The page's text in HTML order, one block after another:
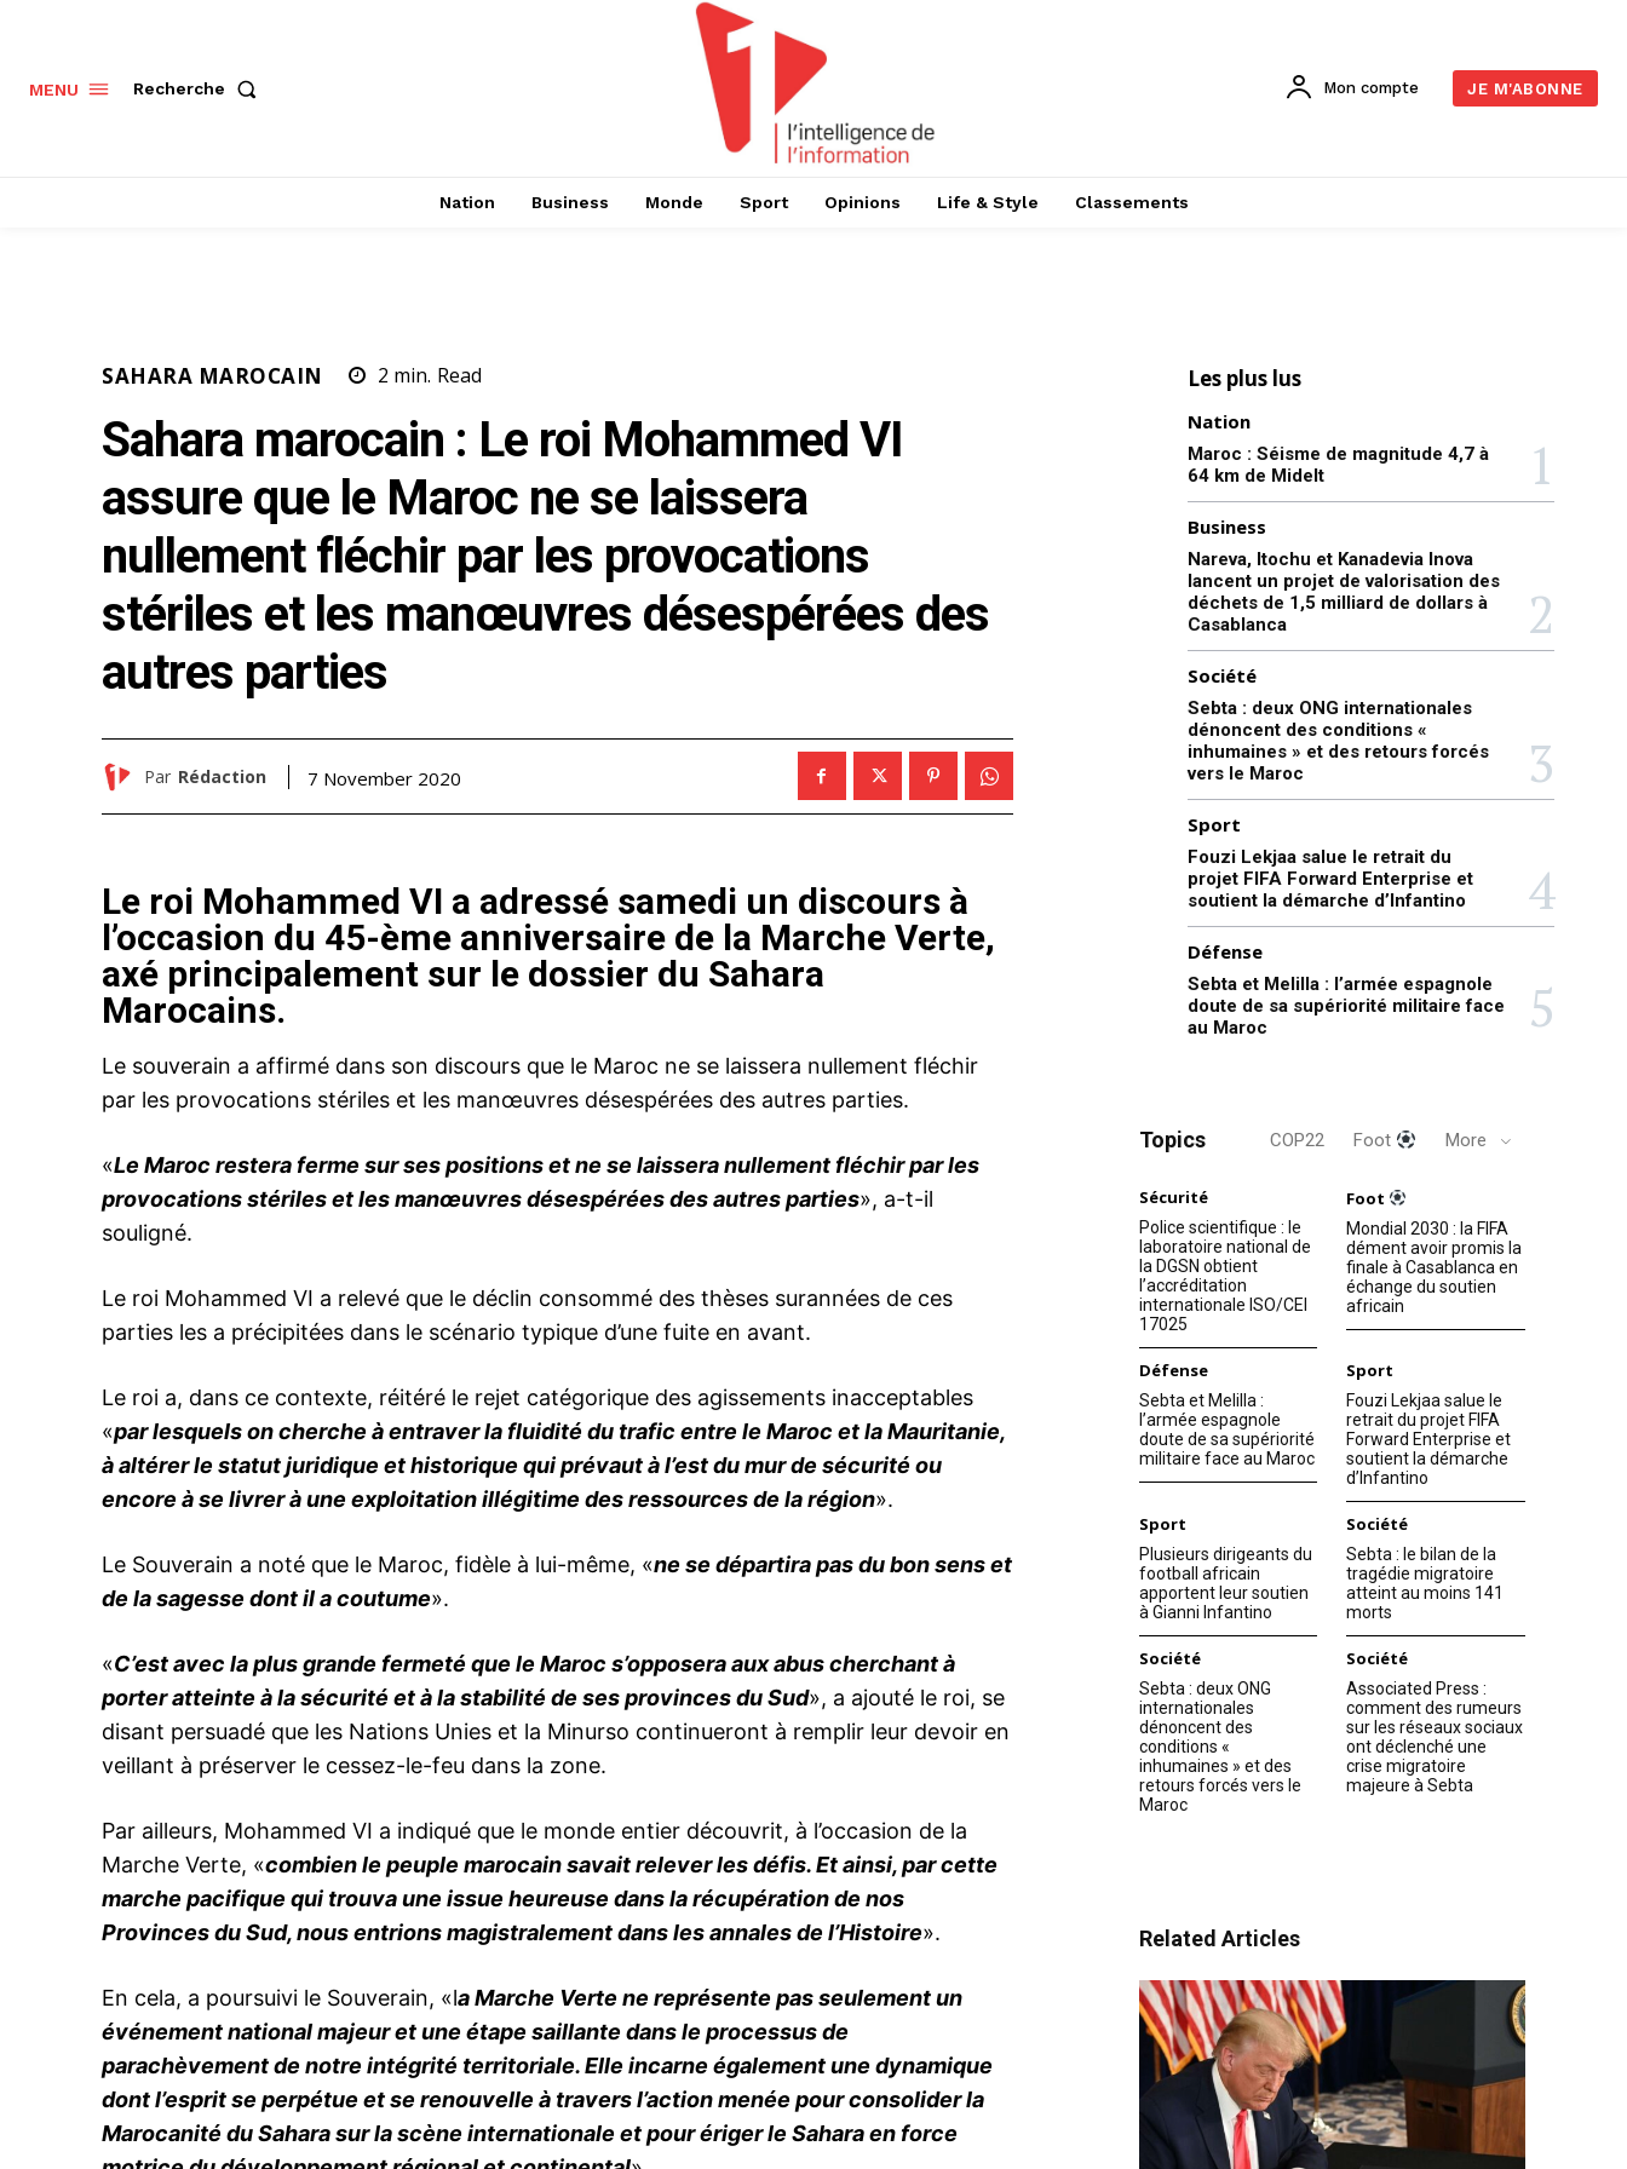
MENU Recherche Mon compte JE M'ABONNE
Nation Business Monde Sport Opinions Life & Style Classements
SAHARA MAROCAIN 2 min. Read
Sahara marocain : Le roi Mohammed VI
assure que le Maroc ne se laissera
nullement fléchir par les provocations
stériles et les manœuvres désespérées des
autres parties
Par Rédaction 7 November 2020
Le roi Mohammed VI a adressé samedi un discours à
l’occasion du 45-ème anniversaire de la Marche Verte,
axé principalement sur le dossier du Sahara
Marocains.
Le souverain a affirmé dans son discours que le Maroc ne se laissera nullement fléchir
par les provocations stériles et les manœuvres désespérées des autres parties.
«Le Maroc restera ferme sur ses positions et ne se laissera nullement fléchir par les
provocations stériles et les manœuvres désespérées des autres parties», a-t-il
souligné.
Le roi Mohammed VI a relevé que le déclin consommé des thèses surannées de ces
parties les a précipitées dans le scénario typique d’une fuite en avant.
Le roi a, dans ce contexte, réitéré le rejet catégorique des agissements inacceptables
«par lesquels on cherche à entraver la fluidité du trafic entre le Maroc et la Mauritanie,
à altérer le statut juridique et historique qui prévaut à l’est du mur de sécurité ou
encore à se livrer à une exploitation illégitime des ressources de la région».
Le Souverain a noté que le Maroc, fidèle à lui-même, «ne se départira pas du bon sens et
de la sagesse dont il a coutume».
«C’est avec la plus grande fermeté que le Maroc s’opposera aux abus cherchant à
porter atteinte à la sécurité et à la stabilité de ses provinces du Sud», a ajouté le roi, se
disant persuadé que les Nations Unies et la Minurso continueront à remplir leur devoir en
veillant à préserver le cessez-le-feu dans la zone.
Par ailleurs, Mohammed VI a indiqué que le monde entier découvrit, à l’occasion de la
Marche Verte, «combien le peuple marocain savait relever les défis. Et ainsi, par cette
marche pacifique qui trouva une issue heureuse dans la récupération de nos
Provinces du Sud, nous entrions magistralement dans les annales de l’Histoire».
En cela, a poursuivi le Souverain, «la Marche Verte ne représente pas seulement un
événement national majeur et une étape saillante dans le processus de
parachèvement de notre intégrité territoriale. Elle incarne également une dynamique
dont l’esprit se perpétue et se renouvelle à travers l’action menée pour consolider la
Marocanité du Sahara sur la scène internationale et pour ériger le Sahara en force
Les plus lus
Nation
Maroc : Séisme de magnitude 4,7 à
64 km de Midelt
Business
Nareva, Itochu et Kanadevia Inova
lancent un projet de valorisation des
déchets de 1,5 milliard de dollars à
Casablanca
Société
Sebta : deux ONG internationales
dénoncent des conditions «
inhumaines » et des retours forcés
vers le Maroc
Sport
Fouzi Lekjaa salue le retrait du
projet FIFA Forward Enterprise et
soutient la démarche d’Infantino
Défense
Sebta et Melilla : l’armée espagnole
doute de sa supériorité militaire face
au Maroc
Topics COP22 Foot More
Sécurité
Police scientifique : le
laboratoire national de
la DGSN obtient
l’accréditation
internationale ISO/CEI
17025
Foot
Mondial 2030 : la FIFA
dément avoir promis la
finale à Casablanca en
échange du soutien
africain
Défense
Sebta et Melilla :
l’armée espagnole
doute de sa supériorité
militaire face au Maroc
Sport
Fouzi Lekjaa salue le
retrait du projet FIFA
Forward Enterprise et
soutient la démarche
d’Infantino
Sport
Plusieurs dirigeants du
football africain
apportent leur soutien
à Gianni Infantino
Société
Sebta : le bilan de la
tragédie migratoire
atteint au moins 141
morts
Société
Sebta : deux ONG
internationales
dénoncent des
conditions «
inhumaines » et des
retours forcés vers le
Maroc
Société
Associated Press :
comment des rumeurs
sur les réseaux sociaux
ont déclenché une
crise migratoire
majeure à Sebta
Related Articles